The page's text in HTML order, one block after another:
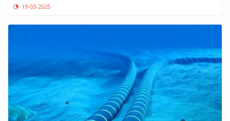
19-03-2025